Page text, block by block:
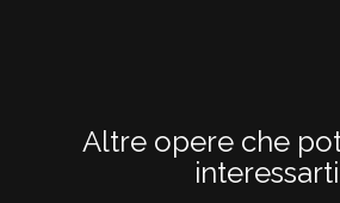
Altre opere che
interessarti